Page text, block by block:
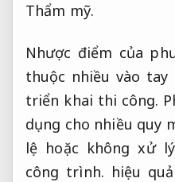
Thẩm mỹ.
Nhược điểm của
thuộc nhiều vào
triển khai thi công.
dụng cho nhiều quy
lệ hoặc không xử
công trình. hiệu